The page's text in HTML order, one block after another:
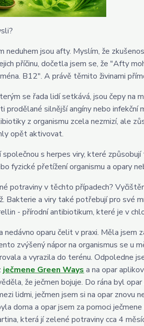
neduhem jsou afty. Myslím, že
příčinu, dočetla jsem se, že "Afty
B12". A právě těmito živinami
se řada lidí setkává, jsou čepy na
prodělané silnější angíny nebo
z organismu zcela nezmizí, ale
opět aktivovat.
s herpes viry, které
fyzické přetížení organismu a opary
potraviny v těchto případech?
Bakterie a viry také potřebují pro své
- přírodní antibiotikum, které je v
nedávno oparu čelit v praxi. Měla jsem
zvýšený nápor na organismus se u
a vyrazila do terénu. Odpoledne
ječmene Green Ways a na opar
že ječmen bojuje. Do rána byl
lidmi, ječmen jsem si na opar znovu
doma a opar jsem za pomoci
která jí zelené potraviny cca 4